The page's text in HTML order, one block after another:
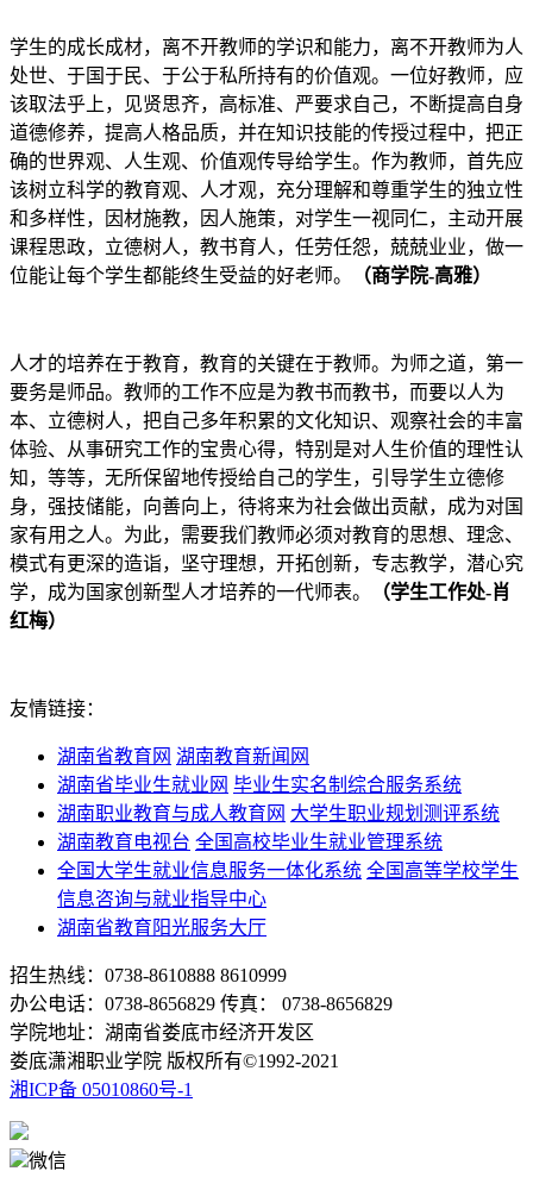
学生的成长成材，离不开教师的学识和能力，离不开教师为人
处世、于国于民、于公于私所持有的价值观。一位好教师，应
该取法乎上，见贤思齐，高标准、严要求自己，不断提高自身
道德修养，提高人格品质，并在知识技能的传授过程中，把正
确的世界观、人生观、价值观传导给学生。作为教师，首先应
该树立科学的教育观、人才观，充分理解和尊重学生的独立性
和多样性，因材施教，因人施策，对学生一视同仁，主动开展
课程思政，立德树人，教书育人，任劳任怨，兢兢业业，做一
位能让每个学生都能终生受益的好老师。
（商学院-高雅）
人才的培养在于教育，教育的关键在于教师。为师之道，第一
要务是师品。教师的工作不应是为教书而教书，而要以人为
本、立德树人，把自己多年积累的文化知识、观察社会的丰富
体验、从事研究工作的宝贵心得，特别是对人生价值的理性认
知，等等，无所保留地传授给自己的学生，引导学生立德修
身，强技储能，向善向上，待将来为社会做出贡献，成为对国
家有用之人。为此，需要我们教师必须对教育的思想、理念、
模式有更深的造诣，坚守理想，开拓创新，专志教学，潜心究
学，成为国家创新型人才培养的一代师表。
（学生工作处-肖
红梅）
友情链接：
湖南省教育网 湖南教育新闻网
湖南省毕业生就业网 毕业生实名制综合服务系统
湖南职业教育与成人教育网 大学生职业规划测评系统
湖南教育电视台 全国高校毕业生就业管理系统
全国大学生就业信息服务一体化系统 全国高等学校学生
信息咨询与就业指导中心
湖南省教育阳光服务大厅
招生热线：0738-8610888 8610999
办公电话：0738-8656829 传真： 0738-8656829
学院地址：湖南省娄底市经济开发区
娄底潇湘职业学院 版权所有©1992-2021
湘ICP备 05010860号-1
微信